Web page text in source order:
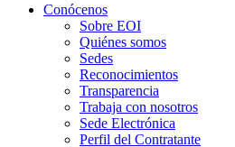
Conócenos
Sobre EOI
Quiénes somos
Sedes
Reconocimientos
Transparencia
Trabaja con nosotros
Sede Electrónica
Perfil del Contratante